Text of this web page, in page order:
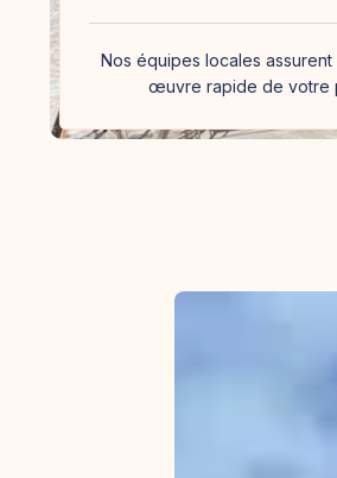
Nos équipes locales assurent
œuvre rapide de votre